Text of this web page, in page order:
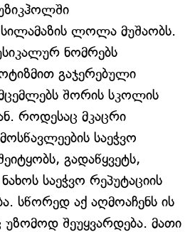
ლოლა მუშაობს.
ნომრებს
გაჯერებული
შორის სკოლის
როდესაც მკაცრი
საეჭვო
გადაწყვეტს,
საეჭვო რეპუტაციის
სწორედ აქ აღმოაჩენს ის
შეუყვარდება. მათი